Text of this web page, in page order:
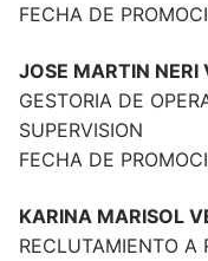
FECHA DE
JOSE MARTIN NERI
GESTORIA DE
SUPERVISION
FECHA DE
KARINA MARISOL
RECLUTAMIENTO A